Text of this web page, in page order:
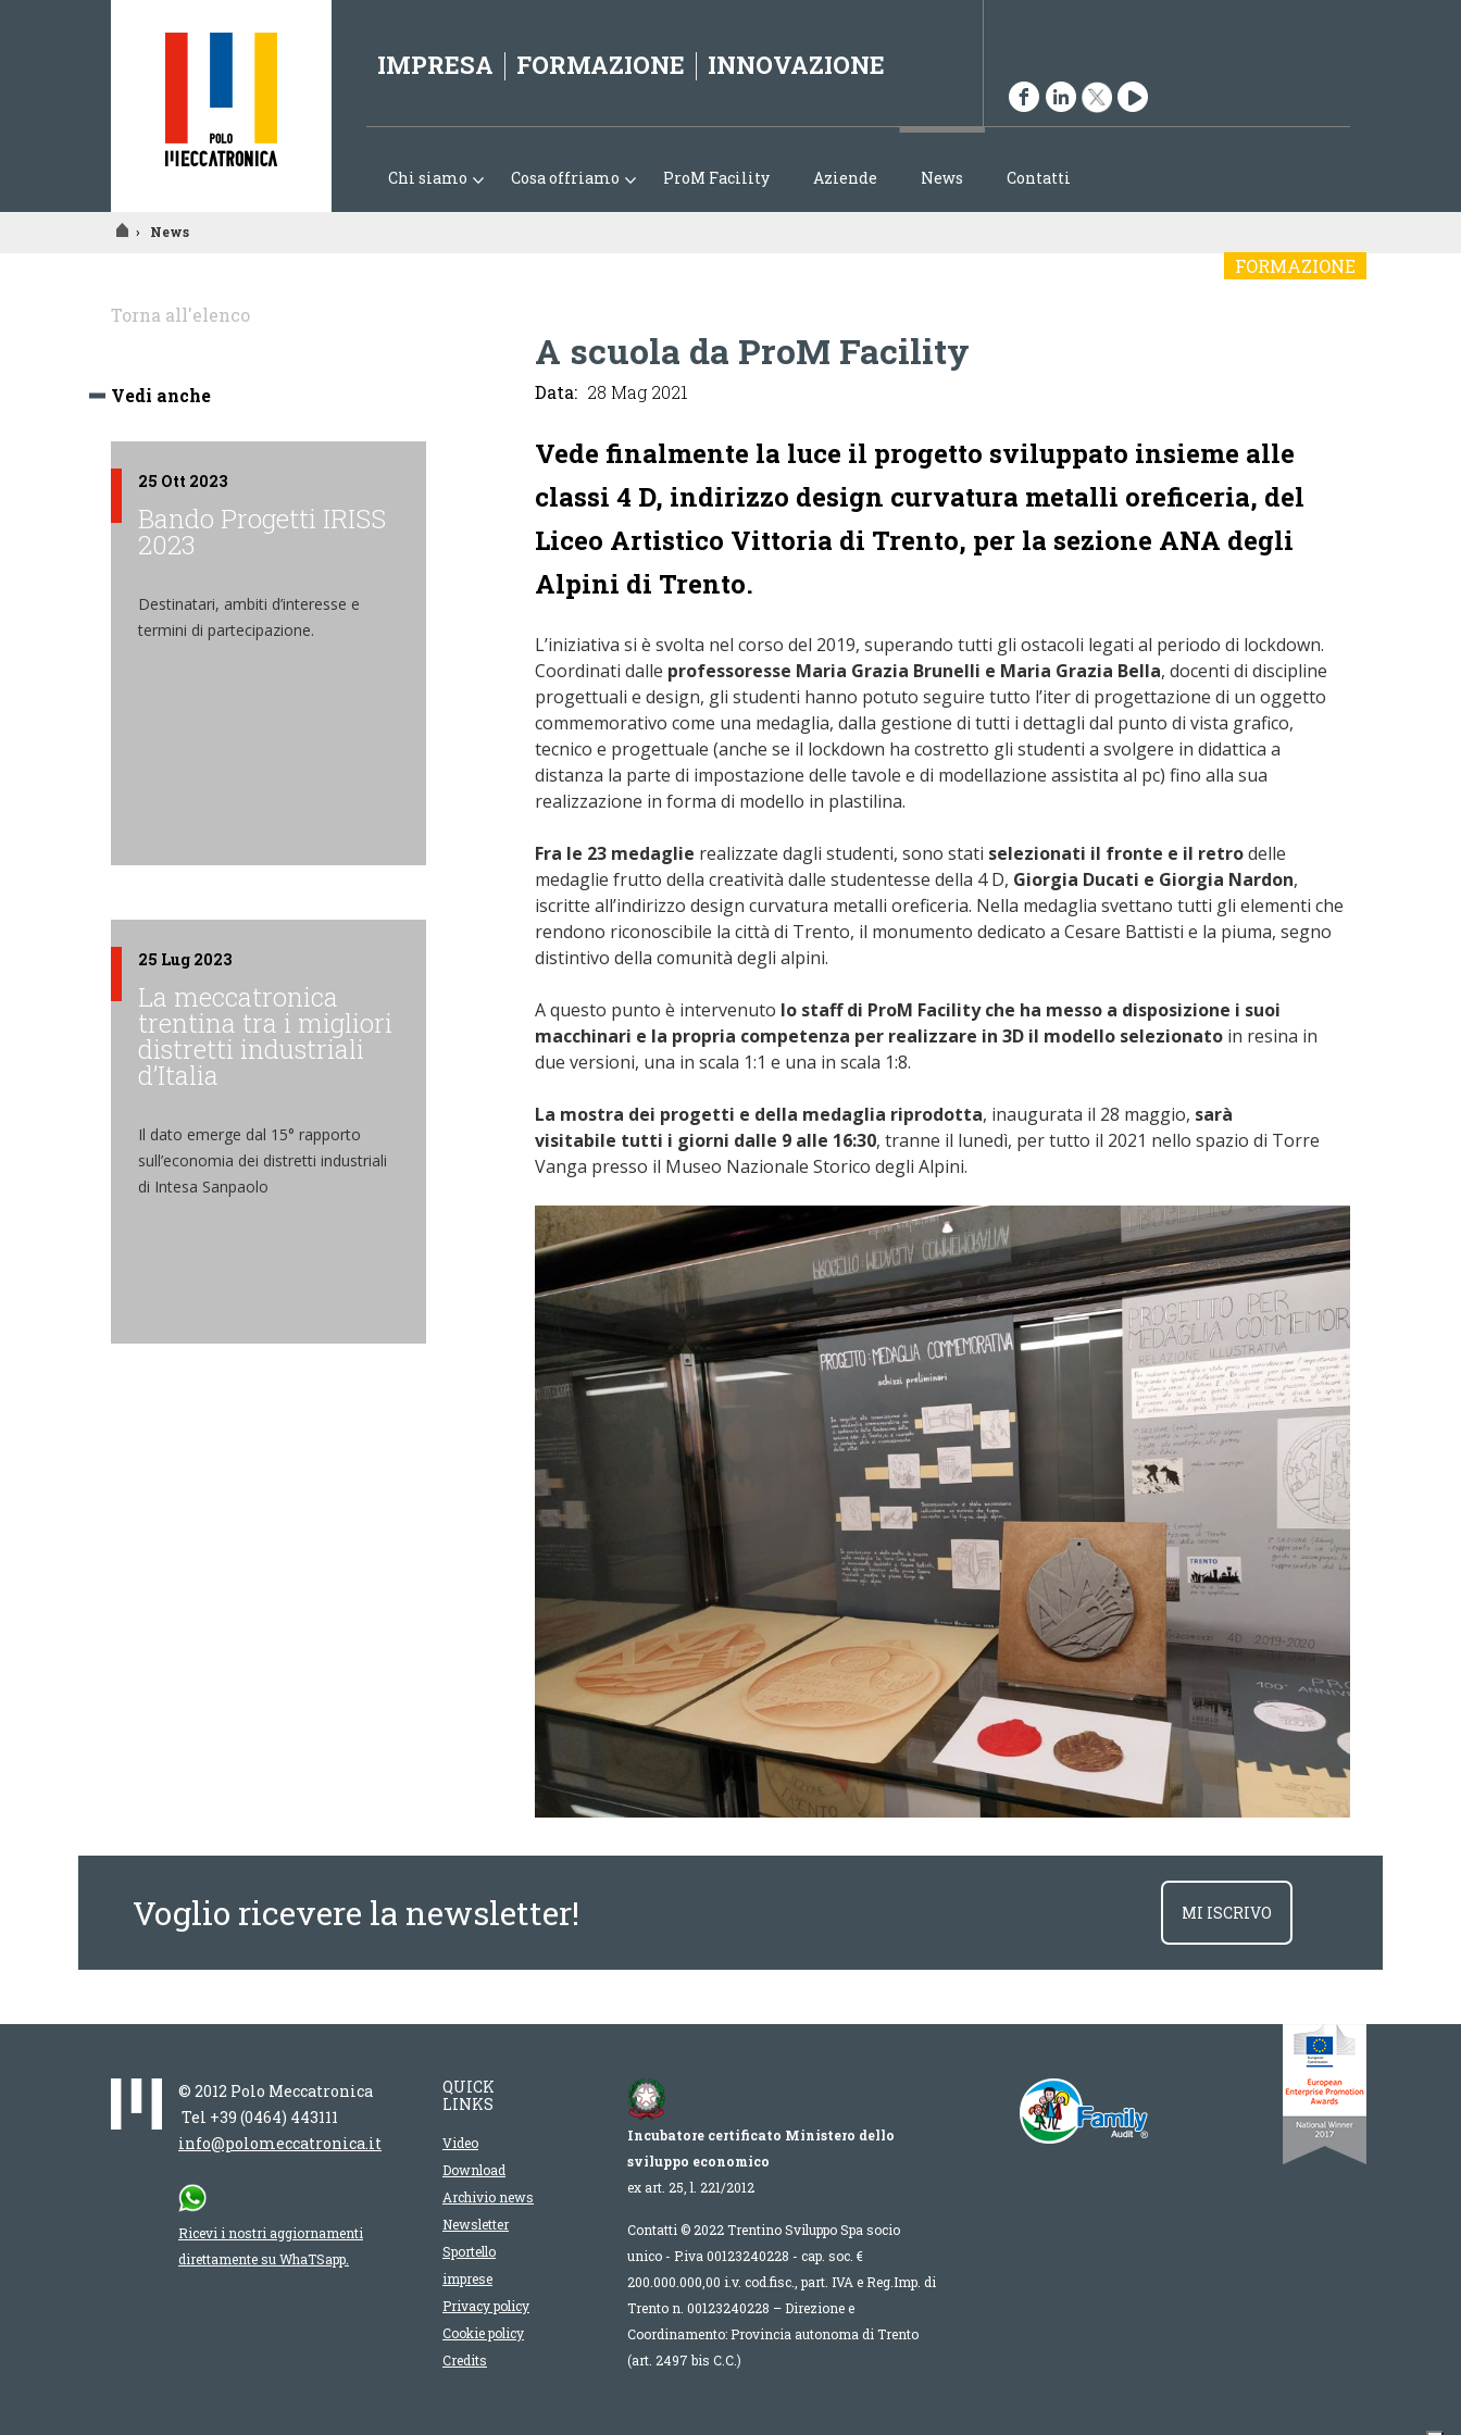
IMPRESA FORMAZIONE INNOVAZIONE
Chi siamo Cosa offriamo ProM Facility Aziende News Contatti
› News
Torna all'elenco
Vedi anche
25 Ott 2023
Bando Progetti IRISS
2023
Destinatari, ambiti d’interesse e
termini di partecipazione.
25 Lug 2023
La meccatronica
trentina tra i migliori
distretti industriali
d’Italia
Il dato emerge dal 15° rapporto
sull’economia dei distretti industriali
di Intesa Sanpaolo
FORMAZIONE
A scuola da ProM Facility
Data: 28 Mag 2021
Vede finalmente la luce il progetto sviluppato insieme alle
classi 4 D, indirizzo design curvatura metalli oreficeria, del
Liceo Artistico Vittoria di Trento, per la sezione ANA degli
Alpini di Trento.
L’iniziativa si è svolta nel corso del 2019, superando tutti gli ostacoli legati al periodo di lockdown.
Coordinati dalle professoresse Maria Grazia Brunelli e Maria Grazia Bella, docenti di discipline
progettuali e design, gli studenti hanno potuto seguire tutto l’iter di progettazione di un oggetto
commemorativo come una medaglia, dalla gestione di tutti i dettagli dal punto di vista grafico,
tecnico e progettuale (anche se il lockdown ha costretto gli studenti a svolgere in didattica a
distanza la parte di impostazione delle tavole e di modellazione assistita al pc) fino alla sua
realizzazione in forma di modello in plastilina.
Fra le 23 medaglie realizzate dagli studenti, sono stati selezionati il fronte e il retrodelle
medaglie frutto della creatività dalle studentesse della 4 D, Giorgia Ducati e Giorgia Nardon,
iscritte all’indirizzo design curvatura metalli oreficeria. Nella medaglia svettano tutti gli elementi che
rendono riconoscibile la città di Trento, il monumento dedicato a Cesare Battisti e la piuma, segno
distintivo della comunità degli alpini.
A questo punto è intervenuto lo staff di ProM Facility che ha messo a disposizione i suoi
macchinari e la propria competenza per realizzare in 3D il modello selezionato in resina in
due versioni, una in scala 1:1 e una in scala 1:8.
La mostra dei progetti e della medaglia riprodotta, inaugurata il 28 maggio, sarà
visitabile tutti i giorni dalle 9 alle 16:30, tranne il lunedì, per tutto il 2021 nello spazio di Torre
Vanga presso il Museo Nazionale Storico degli Alpini.
Voglio ricevere la newsletter! MI ISCRIVO
© 2012 Polo Meccatronica
Tel +39 (0464) 443111
info@polomeccatronica.it
Ricevi i nostri aggiornamenti
direttamente su WhaTSapp.
QUICK
LINKS
Video
Download
Archivio news
Newsletter
Sportello
imprese
Privacy policy
Cookie policy
Credits
Incubatore certificato Ministero dello
sviluppo economico
ex art. 25, l. 221/2012
Contatti © 2022 Trentino Sviluppo Spa socio
unico - P.iva 00123240228 - cap. soc. €
200.000.000,00 i.v. cod.fisc., part. IVA e Reg.Imp. di
Trento n. 00123240228 – Direzione e
Coordinamento: Provincia autonoma di Trento
(art. 2497 bis C.C.)